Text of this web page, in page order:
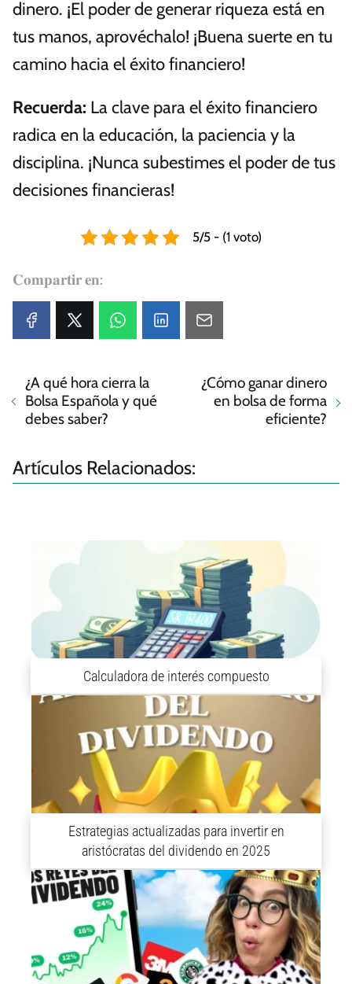
dinero. ¡El poder de generar riqueza está en
tus manos, aprovéchalo! ¡Buena suerte en tu
camino hacia el éxito financiero!
Recuerda: La clave para el éxito financiero
radica en la educación, la paciencia y la
disciplina. ¡Nunca subestimes el poder de tus
decisiones financieras!
5/5 - (1 voto)
𝐂𝐨𝐦𝐩𝐚𝐫𝐭𝐢𝐫 𝐞𝐧:
¿A qué hora cierra la
Bolsa Española y qué
debes saber?
¿Cómo ganar dinero
en bolsa de forma
eficiente?
Artículos Relacionados:
Calculadora de interés compuesto
Estrategias actualizadas para invertir en
aristócratas del dividendo en 2025